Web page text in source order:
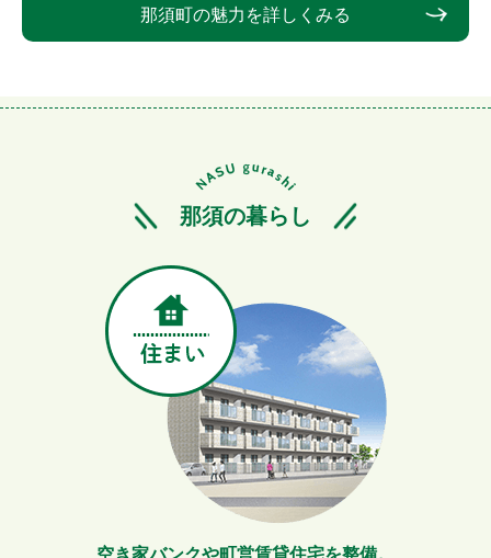
那須町の魅力を詳しくみる
那須の暮らし